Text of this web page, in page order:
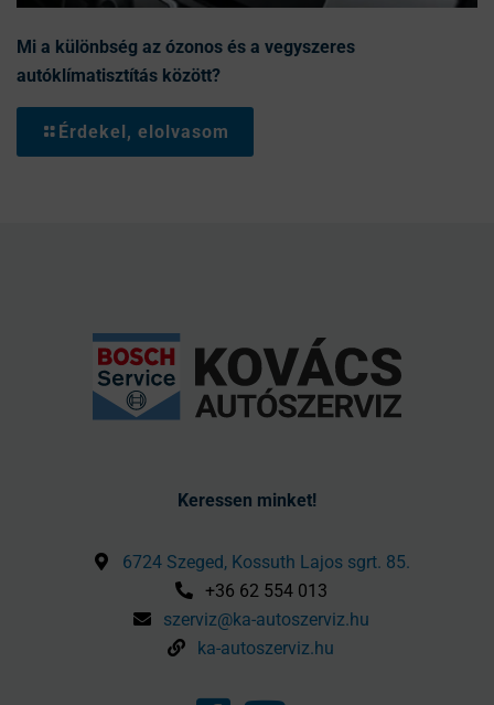
Mi a különbség az ózonos és a vegyszeres
autóklímatisztítás között?
Érdekel, elolvasom
Keressen minket!
6724 Szeged, Kossuth Lajos sgrt. 85.
+36 62 554 013
szerviz@ka-autoszerviz.hu
ka-autoszerviz.hu